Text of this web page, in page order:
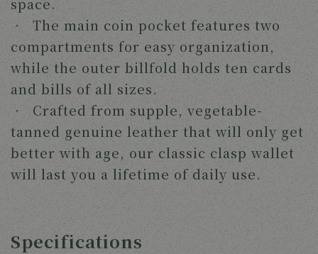
‧ The main coin pocket features two
compartments for easy organization,
while the outer billfold holds ten cards
and bills of all sizes.
‧ Crafted from supple, vegetable-
tanned genuine leather that will only get
better with age, our classic clasp wallet
will last you a lifetime of daily use.
Specifications